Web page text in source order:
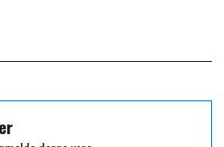
BENBESKYTTELSE
HEVARI